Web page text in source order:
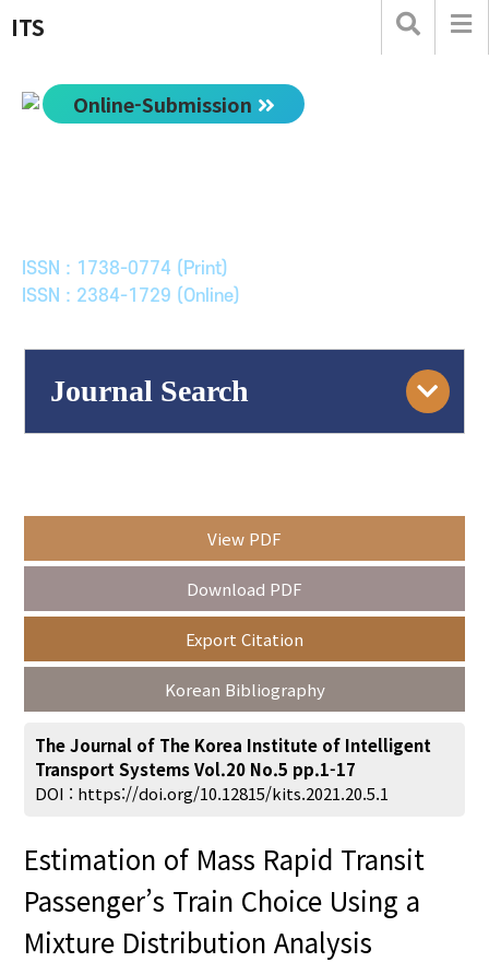
ITS
Online-Submission
ISSN : 1738-0774 (Print)
ISSN : 2384-1729 (Online)
Journal Search
Year(s) :
to
Adode Reader(link)
View PDF
Download PDF
Export Citation
Korean Bibliography
The Journal of The Korea Institute of Intelligent
Transport Systems Vol.20 No.5 pp.1-17
DOI : https://doi.org/10.12815/kits.2021.20.5.1
Estimation of Mass Rapid Transit
Passenger’s Train Choice Using a
Mixture Distribution Analysis